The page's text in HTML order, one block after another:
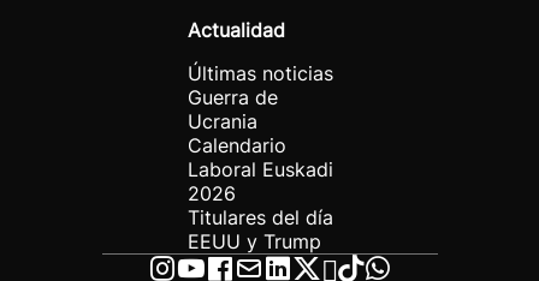
Actualidad
Últimas noticias
Guerra de
Ucrania
Calendario
Laboral Euskadi
2026
Titulares del día
EEUU y Trump